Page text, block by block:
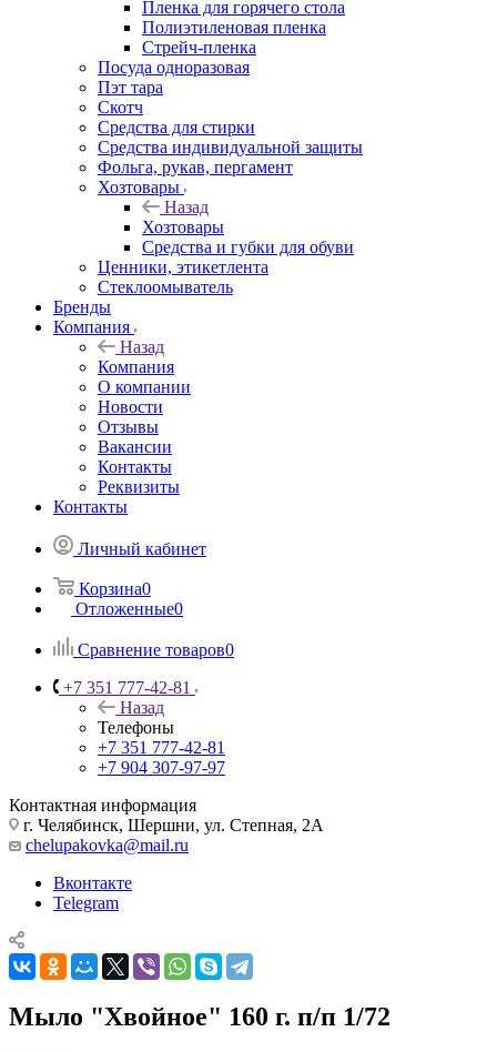
Пленка для горячего стола
Полиэтиленовая пленка
Стрейч-пленка
Посуда одноразовая
Пэт тара
Скотч
Средства для стирки
Средства индивидуальной защиты
Фольга, рукав, пергамент
Хозтовары
Назад
Хозтовары
Средства и губки для обуви
Ценники, этикетлента
Стеклоомыватель
Бренды
Компания
Назад
Компания
О компании
Новости
Отзывы
Вакансии
Контакты
Реквизиты
Контакты
Личный кабинет
Корзина0
Отложенные0
Сравнение товаров0
+7 351 777-42-81
Назад
Телефоны
+7 351 777-42-81
+7 904 307-97-97
Контактная информация
г. Челябинск, Шершни, ул. Степная, 2А
chelupakovka@mail.ru
Вконтакте
Telegram
Мыло "Хвойное" 160 г. п/п 1/72